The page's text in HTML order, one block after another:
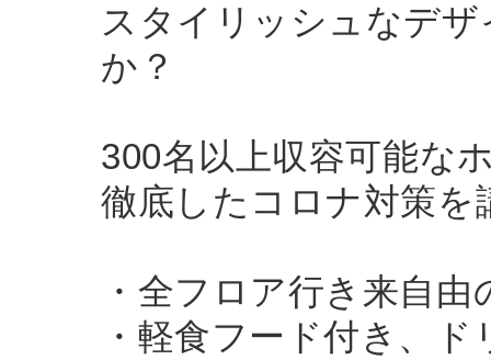
スタイリッシュなデ
か？
300名以上収容可能な
徹底したコロナ対策を
・全フロア行き来自
・軽食フード付き、